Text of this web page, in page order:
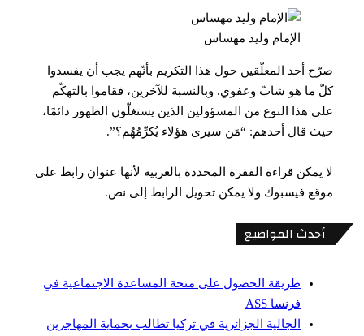
الإمام وليد مهساس
صرّح أحد المعلّقين حول هذا التكريم بأنّهم يجب أن يفسدوا
كلّ ما هو شابّ وعفوي. وبالنسبة للآخرين، فقاموا بالتهكّم
على هذا النوع من المسؤولين الذين يستغلّون الظهور دائمًا،
حيث قال أحدهم: “مَن سيرى هؤلاء يُكرِّمُهُم؟”.
لا يمكن قراءة الفقرة المحددة بالعربية لأنها عنوان رابط على
موقع فيسبوك ولا يمكن تحويل الرابط إلى نص.
أحدث المواضيع
طريقة الحصول على منحة المساعدة الاجتماعية في
فرنسا ASS
الجالية الجزائرية في تركيا تطالب بحماية المهاجرين